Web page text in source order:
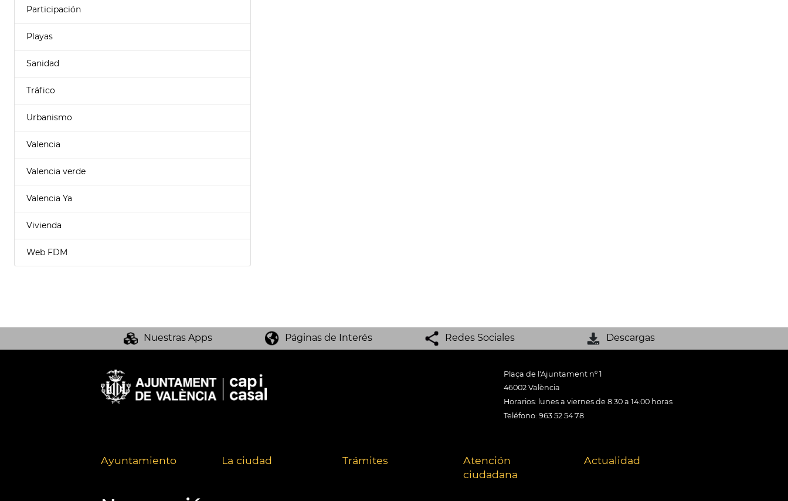
Participación
Playas
Sanidad
Tráfico
Urbanismo
Valencia
Valencia verde
Valencia Ya
Vivienda
Web FDM
Nuestras Apps Páginas de Interés Redes Sociales Descargas
Plaça de l'Ajuntament nº 1
46002 València
Horarios: lunes a viernes de 8:30 a 14:00 horas
Teléfono: 963 52 54 78
Ayuntamiento La ciudad Trámites
Atención
ciudadana
Actualidad